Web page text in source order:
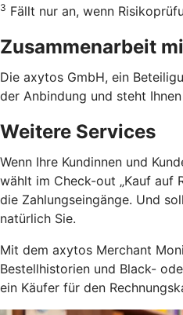
3 Fällt nur an, wenn
Zusammenarbeit
Die axytos GmbH, ein
der Anbindung und steht
Weitere Services
Wenn Ihre Kundinnen und
wählt im Check-out „Kauf auf
die Zahlungseingänge. Und
natürlich Sie.
Mit dem axytos Merchant
Bestellhistorien und Black-
ein Käufer für den